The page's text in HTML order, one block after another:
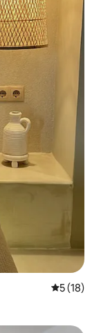
Средна
5 (18)